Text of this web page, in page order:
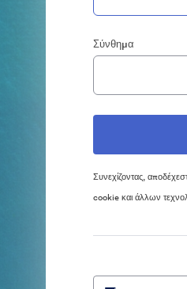
Σύνθημα
Συνεχίζοντας,
cookie και άλλων